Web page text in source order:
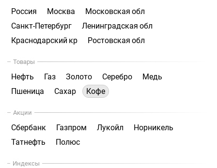
Россия Москва
Московская обл
Санкт-Петербург
Ленинградская обл
Краснодарский кр
Ростовская обл
Товары
Нефть Газ Золото Серебро
Медь
Пшеница
Сахар Кофе
Акции
Сбербанк Газпром Лукойл
Норникель
Татнефть
Полюс
Индексы